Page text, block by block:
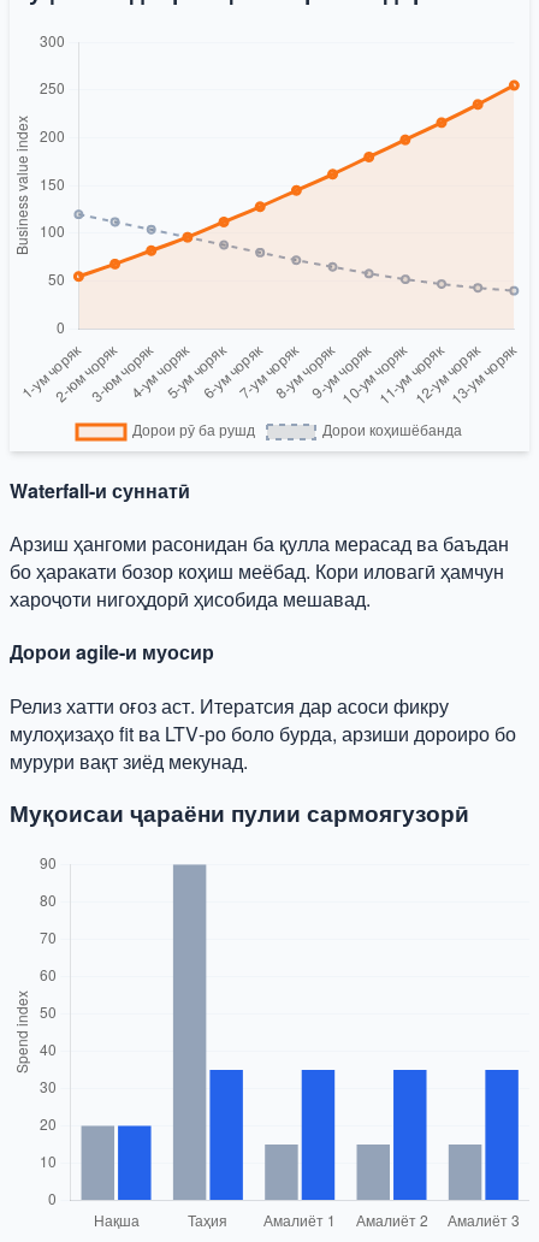
Waterfall-и суннатӣ
Арзиш ҳангоми расонидан ба қулла мерасад ва баъдан
бо ҳаракати бозор коҳиш меёбад. Кори иловагӣ ҳамчун
хароҷоти нигоҳдорӣ ҳисобида мешавад.
Дорои agile-и муосир
Релиз хатти оғоз аст. Итератсия дар асоси фикру
мулоҳизаҳо fit ва LTV‑ро боло бурда, арзиши дороиро бо
мурури вақт зиёд мекунад.
Муқоисаи ҷараёни пулии сармоягузорӣ